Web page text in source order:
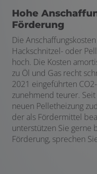
Hohe
Förderung
Die
Hackschnitzel- oder
hoch. Die Kosten
zu Öl und Gas recht
2021 eingeführten
zunehmend teurer.
neuen Pelletheizung
der als Fördermittel
unterstützen Sie gerne
Förderung, sprechen